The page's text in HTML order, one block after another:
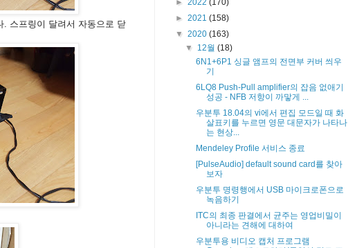
. 스프링이 달려서 자동으로 닫
► 2022 (170)
► 2021 (158)
▼ 2020 (163)
▼ 12월(18)
6N1+6P1 싱글 앰프의 전면부 커버 씌우
기
6LQ8 Push-Pull amplifier의 잡음 없애기
성공 - NFB 저항이 까맣게 ...
우분투 18.04의 vi에서 편집 모드일 때 화
살표키를 누르면 영문 대문자가 나타나
는 현상...
Mendeley Profile 서비스 종료
[PulseAudio] default sound card를 찾아
보자
우분투 명령행에서 USB 마이크로폰으로
녹음하기
ITC의 최종 판결에서 균주는 영업비밀이
아니라는 견해에 대하여
우분투용 비디오 캡처 프로그램